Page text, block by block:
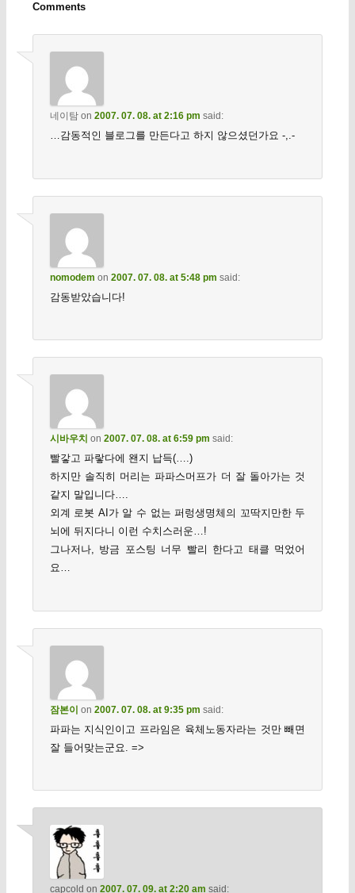
Comments
네이탐on 2007. 07. 08. at 2:16 pm said:
…감동적인 블로그를 만든다고 하지 않으셨던가요 -,.-
nomodem on 2007. 07. 08. at 5:48 pm said:
감동받았습니다!
시바우치 on 2007. 07. 08. at 6:59 pm said:
빨갛고 파랗다에 왠지 납득(….)
하지만 솔직히 머리는 파파스머프가 더 잘 돌아가는 것
같지 말입니다….
외계 로봇 AI가 알 수 없는 퍼렁생명체의 꼬딱지만한 두
뇌에 뒤지다니 이런 수치스러운…!
그나저나, 방금 포스팅 너무 빨리 한다고 태클 먹었어
요…
잠본이 on 2007. 07. 08. at 9:35 pm said:
파파는 지식인이고 프라임은 육체노동자라는 것만 빼면
잘 들어맞는군요. =>
capcold on 2007. 07. 09. at 2:20 am said: